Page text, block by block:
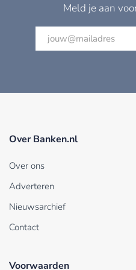
Meld je aan
Over Banken.nl
Over ons
Adverteren
Nieuwsarchief
Contact
Voorwaarden